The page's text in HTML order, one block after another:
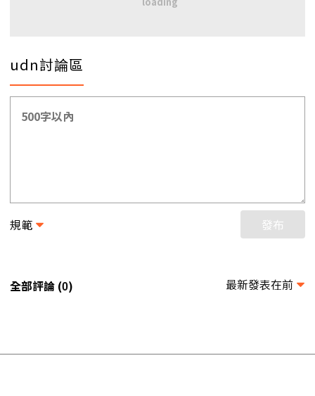
udn討論區
規範 發布
全部評論 (0) 最新發表在前